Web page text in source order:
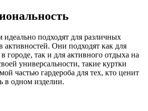
подходят для различных
активностей. Они подходят как для
городе, так и для активного отдыха на
универсальности, такие куртки
частью гардероба для тех, кто ценит
в одном изделии.